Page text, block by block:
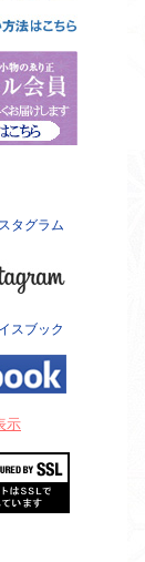
タグラム
スブック
示